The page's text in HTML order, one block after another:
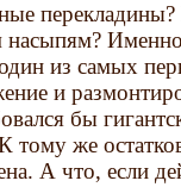
перекладины?
Именно
из самых
и
бы
тому же
А что, если